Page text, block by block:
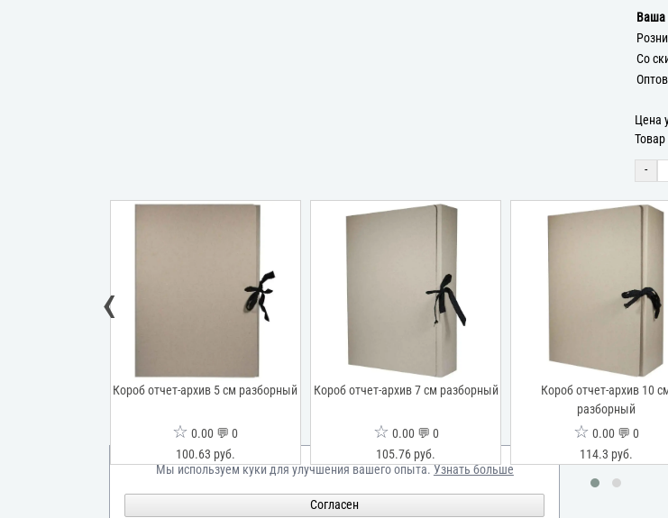
Ваша
Со
Цена
-
Короб отчет-архив 5 см разборный
☆ 0.00 💬 0
100.63 руб.
Короб отчет-архив 7 см разборный
☆ 0.00 💬 0
105.76 руб.
Короб отчет-архив 10
разборный
☆ 0.00 💬 0
114.3 руб.
‹
Мы используем куки для улучшения вашего опыта.Узнать больше
Согласен